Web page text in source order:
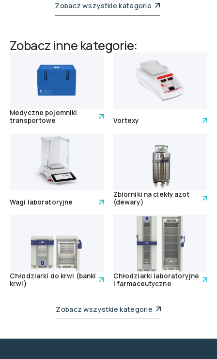
Zobacz wszystkie kategorie
Zobacz inne kategorie:
Medyczne pojemniki
transportowe
Vortexy
Wagi laboratoryjne
Zbiorniki na ciekły azot
(dewary)
Chłodziarki do krwi (banki
krwi)
Chłodziarki laboratoryjne
i farmaceutyczne
Zobacz wszystkie kategorie